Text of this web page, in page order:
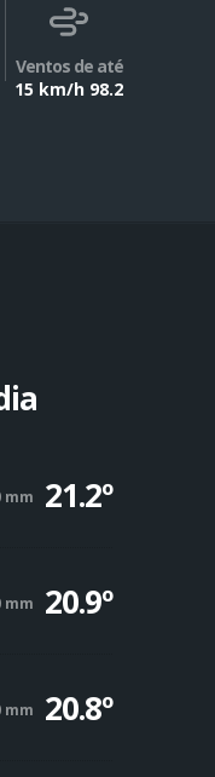
Ventos de até
15 km/h 98.2
mm 21.2º
mm 20.9º
mm 20.8º